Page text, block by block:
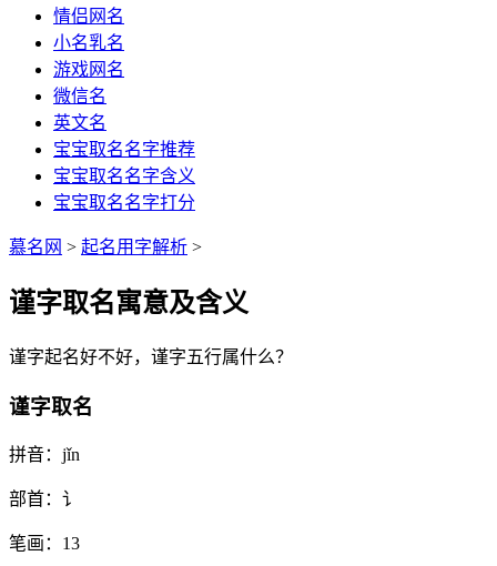
情侣网名
小名乳名
游戏网名
微信名
英文名
宝宝取名名字推荐
宝宝取名名字含义
宝宝取名名字打分
慕名网 > 起名用字解析 >
谨字取名寓意及含义
谨字起名好不好， 谨字五行属什么？
谨字取名
拼音： jǐn
部首： 讠
笔画： 13